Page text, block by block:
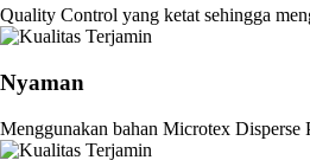
Quality Control yang ketat sehingga
Nyaman
Menggunakan bahan Microtex